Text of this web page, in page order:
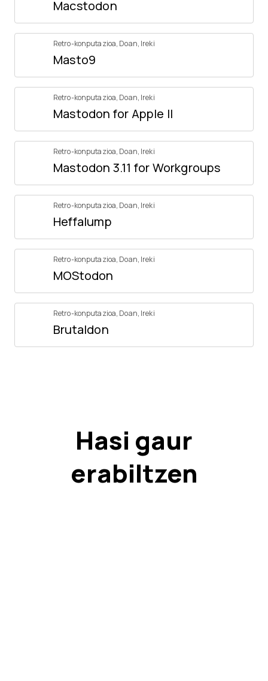
Macstodon
Retro-konputazioa, Doan, Ireki
Masto9
Retro-konputazioa, Doan, Ireki
Mastodon for Apple II
Retro-konputazioa, Doan, Ireki
Mastodon 3.11 for Workgroups
Retro-konputazioa, Doan, Ireki
Heffalump
Retro-konputazioa, Doan, Ireki
MOStodon
Retro-konputazioa, Doan, Ireki
Brutaldon
Hasi gaur
erabiltzen